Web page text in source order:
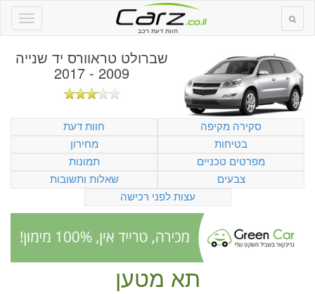
חוות דעת רכב
שברולט טראוורס יד שנייה
2009 - 2017
סקירה מקיפה
חוות דעת
בטיחות
מחירון
מפרטים טכניים
תמונות
צבעים
שאלות ותשובות
עצות לפני רכישה
תא מטען